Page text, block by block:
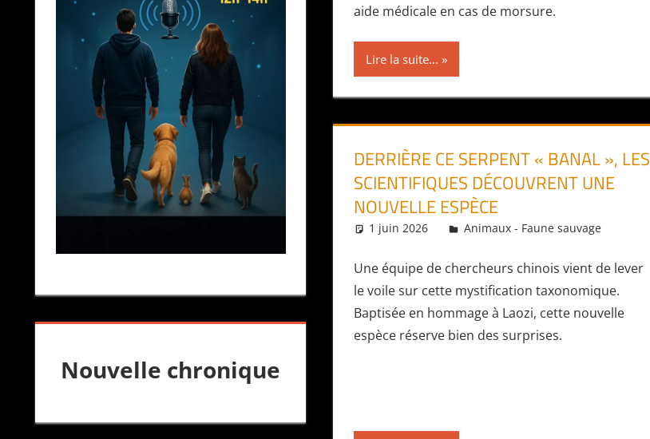
aide médicale en cas de morsure.
Lire la suite...
DERRIÈRE CE SERPENT « BANAL », LES
SCIENTIFIQUES DÉCOUVRENT UNE
NOUVELLE ESPÈCE
1 juin 2026 Daniel
Animaux - Faune sauvage
Une équipe de chercheurs chinois vient de lever
le voile sur cette mystification taxonomique.
Baptisée en hommage à Laozi, cette nouvelle
espèce réserve bien des surprises.
Nouvelle chronique